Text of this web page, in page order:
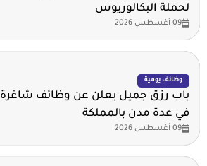
لحملة البكالوريوس
09 أغسطس 2026
وظائف يومية
باب رزق جميل يعلن عن وظائف شاغرة
في عدة مدن بالمملكة
09 أغسطس 2026